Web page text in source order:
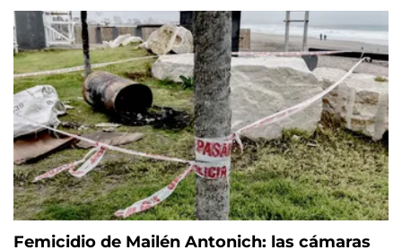
Femicidio de Mailén Antonich: las cámaras